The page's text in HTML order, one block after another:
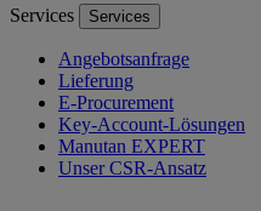
Services Services
Angebotsanfrage
Lieferung
E-Procurement
Key-Account-Lösungen
Manutan EXPERT
Unser CSR-Ansatz